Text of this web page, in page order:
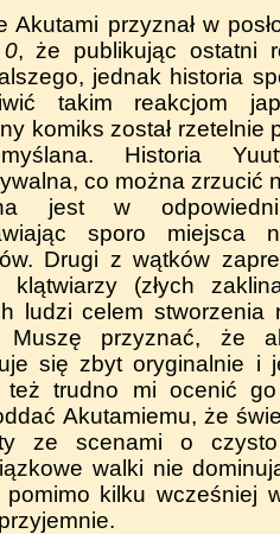
Akutami przyznał w
, że publikując ostatni
jednak historia
takim reakcjom
komiks został rzetelnie
Historia
co można zrzucić
jest w
sporo miejsca
Drugi z wątków
klątwiarzy (złych
ludzi celem
przyznać, że
się zbyt oryginalnie i
też trudno mi ocenić go
Akutamiemu, że
ze scenami o czysto
walki nie
pomimo kilku wcześniej